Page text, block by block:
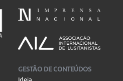
Vive! em Belo Horizonte
Vive! reúne estudiosos
em Belo Horizonte...
GESTÃO DE CONTEÚDOS